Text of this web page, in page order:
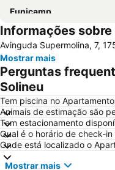
Funicamp
Font-Romeu Pyrénées
Masella
Cremallera de Núria
Parc Natural de la Vall de
Vall de Núria
Parque Natural de Cadí-
Ax 3 Domaines
Informações
Avinguda Supermolina, 7,
Mostrar mais
Perguntas
Solineu
Tem piscina no
Animais de estimação são
Tem estacionamento
Qual é o horário de check-
Onde está localizado o
Mostrar mais